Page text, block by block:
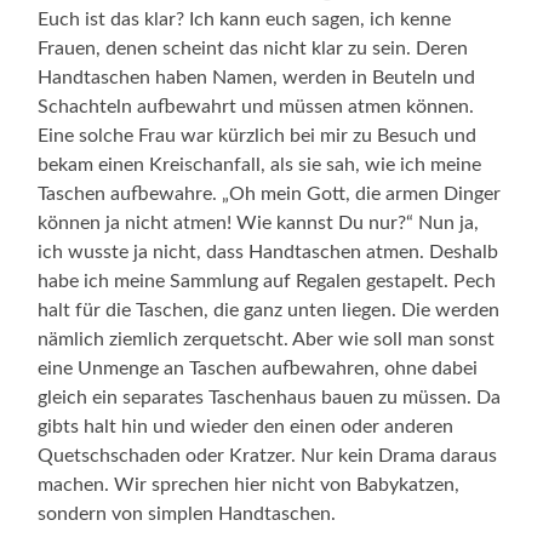
Euch ist das klar? Ich kann euch sagen, ich kenne
Frauen, denen scheint das nicht klar zu sein. Deren
Handtaschen haben Namen, werden in Beuteln und
Schachteln aufbewahrt und müssen atmen können.
Eine solche Frau war kürzlich bei mir zu Besuch und
bekam einen Kreischanfall, als sie sah, wie ich meine
Taschen aufbewahre. „Oh mein Gott, die armen Dinger
können ja nicht atmen! Wie kannst Du nur?“ Nun ja,
ich wusste ja nicht, dass Handtaschen atmen. Deshalb
habe ich meine Sammlung auf Regalen gestapelt. Pech
halt für die Taschen, die ganz unten liegen. Die werden
nämlich ziemlich zerquetscht. Aber wie soll man sonst
eine Unmenge an Taschen aufbewahren, ohne dabei
gleich ein separates Taschenhaus bauen zu müssen. Da
gibts halt hin und wieder den einen oder anderen
Quetschschaden oder Kratzer. Nur kein Drama daraus
machen. Wir sprechen hier nicht von Babykatzen,
sondern von simplen Handtaschen.